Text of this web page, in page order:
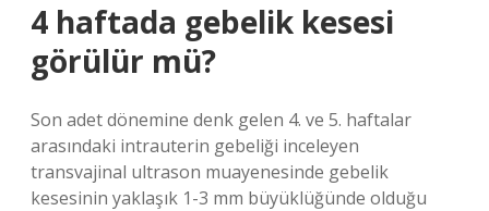
4 haftada gebelik kesesi
görülür mü?
Son adet dönemine denk gelen 4. ve 5. haftalar
arasındaki intrauterin gebeliği inceleyen
transvajinal ultrason muayenesinde gebelik
kesesinin yaklaşık 1-3 mm büyüklüğünde olduğu